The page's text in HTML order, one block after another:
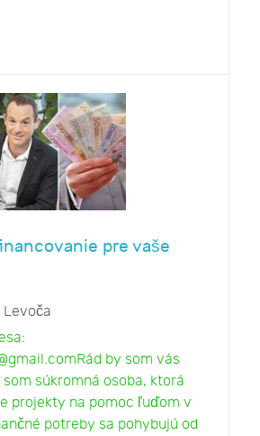
pre vaše
Levoča
by som vás
súkromná osoba, ktorá
projekty na pomoc ľuďom v
potreby sa pohybujú od